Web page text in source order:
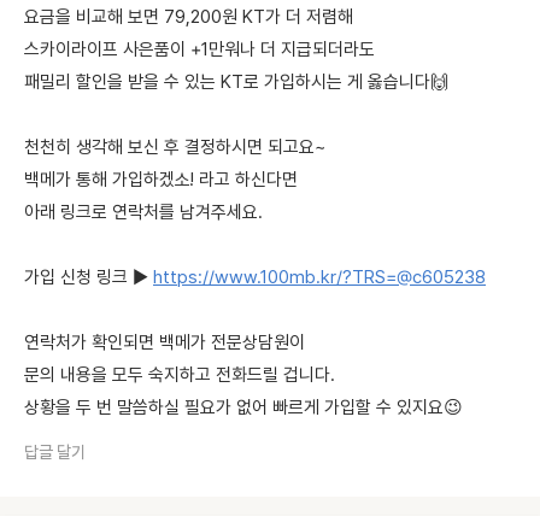
요금을 비교해 보면 79,200원 KT가 더 저렴해
스카이라이프 사은품이 +1만워나 더 지급되더라도
패밀리 할인을 받을 수 있는 KT로 가입하시는 게 옳습니다🙌
천천히 생각해 보신 후 결정하시면 되고요~
백메가 통해 가입하겠소! 라고 하신다면
아래 링크로 연락처를 남겨주세요.
가입 신청 링크 ▶ https://www.100mb.kr/?TRS=@c605238
연락처가 확인되면 백메가 전문상담원이
문의 내용을 모두 숙지하고 전화드릴 겁니다.
상황을 두 번 말씀하실 필요가 없어 빠르게 가입할 수 있지요😉
답글 달기